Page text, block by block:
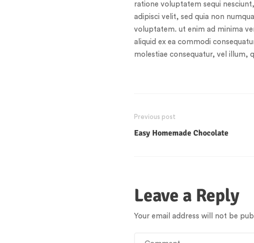
ratione voluptatem sequi
adipisci velit, sed quia non
voluptatem. ut enim ad minima
aliquid ex ea commodi
molestiae consequatur, vel illum,
Previous post
Easy Homemade Chocolate
Leave a Reply
Your email address will not be